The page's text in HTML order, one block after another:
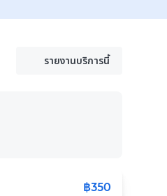
รายงานบริการนี้
฿350